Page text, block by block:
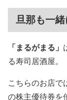
旦那も一
「まるがまる」
る寿司居酒屋。
こちらのお店で
の株主優待券を